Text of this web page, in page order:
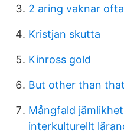
2 aring vaknar
Kristjan skutta
Kinross gold
But other than that
Mångfald
interkulturellt